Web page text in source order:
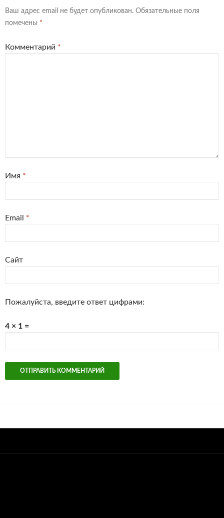
Ваш адрес email не будет опубликован. Обязательные поля
помечены *
Комментарий *
Имя *
Email *
Сайт
Пожалуйста, введите ответ цифрами:
4 × 1 =